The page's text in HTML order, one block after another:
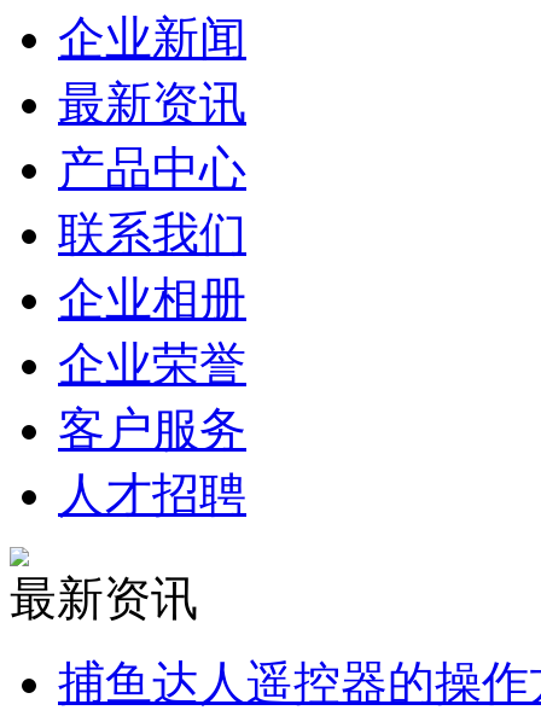
企业新闻
最新资讯
产品中心
联系我们
企业相册
企业荣誉
客户服务
人才招聘
最新资讯
捕鱼达人遥控器的操作